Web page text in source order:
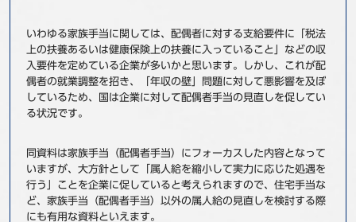
BBSグループネットワーク
お問い合わせ
いわゆる家族手当に関しては、配偶者に対する支給要件に「税法
上の扶養あるいは健康保険上の扶養に入っていること」などの収
入要件を定めている企業が多いかと思います。しかし、これが配
偶者の就業調整を招き、「年収の壁」問題に対して悪影響を及ぼ
しているため、国は企業に対して配偶者手当の見直しを促してい
る状況です。
同資料は家族手当（配偶者手当）にフォーカスした内容となって
いますが、大方針として「属人給を縮小して実力に応じた処遇を
行う」ことを企業に促していると考えられますので、住宅手当な
ど、家族手当（配偶者手当）以外の属人給の見直しを検討する際
にも有用な資料といえます。